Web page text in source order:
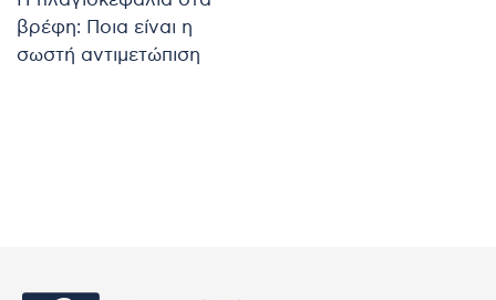
βρέφη: Ποια είναι η
σωστή αντιμετώπιση